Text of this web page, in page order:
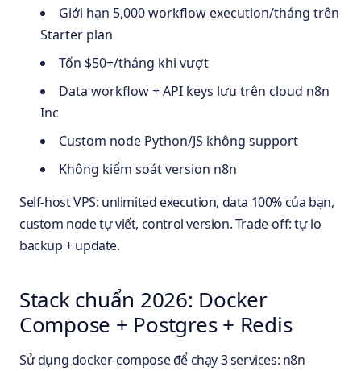
Giới hạn 5,000 workflow execution/tháng trên
Starter plan
Tốn $50+/tháng khi vượt
Data workflow + API keys lưu trên cloud n8n
Inc
Custom node Python/JS không support
Không kiểm soát version n8n
Self-host VPS: unlimited execution, data 100% của bạn,
custom node tự viết, control version. Trade-off: tự lo
backup + update.
Stack chuẩn 2026: Docker
Compose + Postgres + Redis
Sử dụng docker-compose để chạy 3 services: n8n